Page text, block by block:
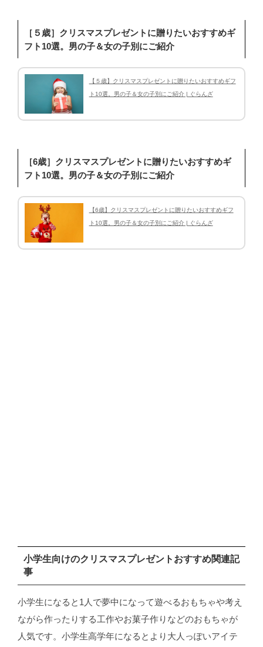
［５歳］クリスマスプレゼントに贈りたいおすすめギ
フト10選。男の子＆女の子別にご紹介
【５歳】クリスマスプレゼントに贈りたいおすすめギフ
ト10選。男の子＆女の子別にご紹介 | ぐらんざ
［6歳］クリスマスプレゼントに贈りたいおすすめギ
フト10選。男の子＆女の子別にご紹介
【6歳】クリスマスプレゼントに贈りたいおすすめギフ
ト10選。男の子＆女の子別にご紹介 | ぐらんざ
小学生向けのクリスマスプレゼントおすすめ関連記
事
小学生になると1人で夢中になって遊べるおもちゃや考え
ながら作ったりする工作やお菓子作りなどのおもちゃが
人気です。小学生高学年になるとより大人っぽいアイテ